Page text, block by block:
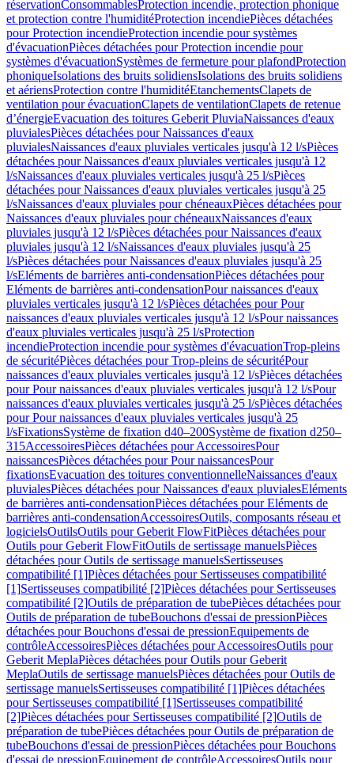
réservationConsommablesProtection incendie, protection phonique
et protection contre l'humiditéProtection incendiePièces détachées
pour Protection incendieProtection incendie pour systèmes
d'évacuationPièces détachées pour Protection incendie pour
systèmes d'évacuationSystèmes de fermeture pour plafondProtection
phoniqueIsolations des bruits solidiensIsolations des bruits solidiens
et aériensProtection contre l'humiditéEtanchementsClapets de
ventilation pour évacuationClapets de ventilationClapets de retenue
d’énergieEvacuation des toitures Geberit PluviaNaissances d'eaux
pluvialesPièces détachées pour Naissances d'eaux
pluvialesNaissances d'eaux pluviales verticales jusqu'à 12 l/sPièces
détachées pour Naissances d'eaux pluviales verticales jusqu'à 12
l/sNaissances d'eaux pluviales verticales jusqu'à 25 l/sPièces
détachées pour Naissances d'eaux pluviales verticales jusqu'à 25
l/sNaissances d'eaux pluviales pour chéneauxPièces détachées pour
Naissances d'eaux pluviales pour chéneauxNaissances d'eaux
pluviales jusqu'à 12 l/sPièces détachées pour Naissances d'eaux
pluviales jusqu'à 12 l/sNaissances d'eaux pluviales jusqu'à 25
l/sPièces détachées pour Naissances d'eaux pluviales jusqu'à 25
l/sEléments de barrières anti-condensationPièces détachées pour
Eléments de barrières anti-condensationPour naissances d'eaux
pluviales verticales jusqu'à 12 l/sPièces détachées pour Pour
naissances d'eaux pluviales verticales jusqu'à 12 l/sPour naissances
d'eaux pluviales verticales jusqu'à 25 l/sProtection
incendieProtection incendie pour systèmes d'évacuationTrop-pleins
de sécuritéPièces détachées pour Trop-pleins de sécuritéPour
naissances d'eaux pluviales verticales jusqu'à 12 l/sPièces détachées
pour Pour naissances d'eaux pluviales verticales jusqu'à 12 l/sPour
naissances d'eaux pluviales verticales jusqu'à 25 l/sPièces détachées
pour Pour naissances d'eaux pluviales verticales jusqu'à 25
l/sFixationsSystème de fixation d40–200Système de fixation d250–
315AccessoiresPièces détachées pour AccessoiresPour
naissancesPièces détachées pour Pour naissancesPour
fixationsEvacuation des toitures conventionnelleNaissances d'eaux
pluvialesPièces détachées pour Naissances d'eaux pluvialesEléments
de barrières anti-condensationPièces détachées pour Eléments de
barrières anti-condensationAccessoiresOutils, composants réseau et
logicielsOutilsOutils pour Geberit FlowFitPièces détachées pour
Outils pour Geberit FlowFitOutils de sertissage manuelsPièces
détachées pour Outils de sertissage manuelsSertisseuses
compatibilité [1]Pièces détachées pour Sertisseuses compatibilité
[1]Sertisseuses compatibilité [2]Pièces détachées pour Sertisseuses
compatibilité [2]Outils de préparation de tubePièces détachées pour
Outils de préparation de tubeBouchons d'essai de pressionPièces
détachées pour Bouchons d'essai de pressionEquipements de
contrôleAccessoiresPièces détachées pour AccessoiresOutils pour
Geberit MeplaPièces détachées pour Outils pour Geberit
MeplaOutils de sertissage manuelsPièces détachées pour Outils de
sertissage manuelsSertisseuses compatibilité [1]Pièces détachées
pour Sertisseuses compatibilité [1]Sertisseuses compatibilité
[2]Pièces détachées pour Sertisseuses compatibilité [2]Outils de
préparation de tubePièces détachées pour Outils de préparation de
tubeBouchons d'essai de pressionPièces détachées pour Bouchons
d'essai de pressionEquipement de contrôleAccessoiresOutils pour